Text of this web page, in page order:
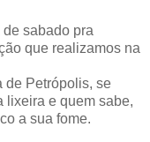
sabado pra
que realizamos na
de Petrópolis, se
lixeira e quem sabe,
a sua fome.